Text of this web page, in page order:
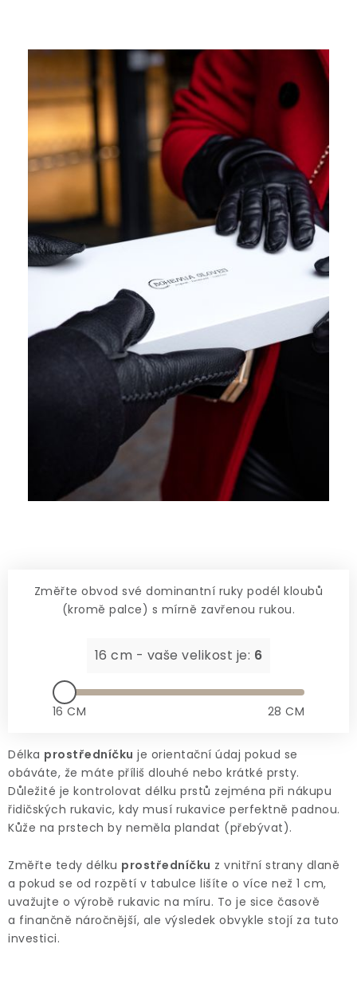
Změřte obvod své dominantní ruky podél kloubů
(kromě palce) s mírně zavřenou rukou.
16 cm - vaše velikost je: 6
16 CM 28 CM
Délka prostředníčku je orientační údaj pokud se
obáváte, že máte příliš dlouhé nebo krátké prsty.
Důležité je kontrolovat délku prstů zejména při nákupu
řidičských rukavic, kdy musí rukavice perfektně padnou.
Kůže na prstech by neměla plandat (přebývat).
Změřte tedy délku prostředníčku z vnitřní strany dlaně
a pokud se od rozpětí v tabulce lišíte o více než 1 cm,
uvažujte o výrobě rukavic na míru. To je sice časově
a finančně náročnější, ale výsledek obvykle stojí za tuto
investici.